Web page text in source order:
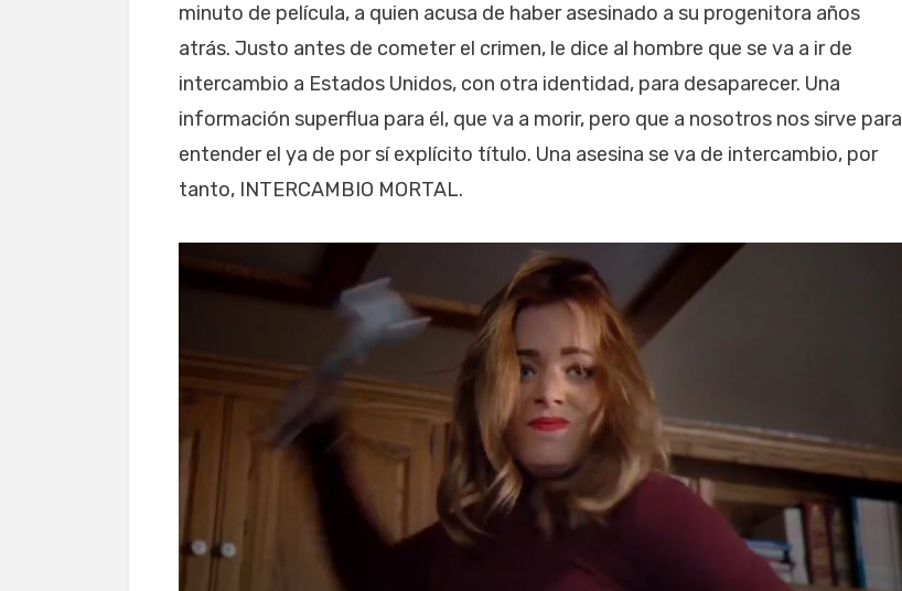
minuto de película, a quien acusa de haber asesinado a su progenitora años
atrás. Justo antes de cometer el crimen, le dice al hombre que se va a ir de
intercambio a Estados Unidos, con otra identidad, para desaparecer. Una
información superflua para él, que va a morir, pero que a nosotros nos sirve para
entender el ya de por sí explícito título. Una asesina se va de intercambio, por
tanto, INTERCAMBIO MORTAL.